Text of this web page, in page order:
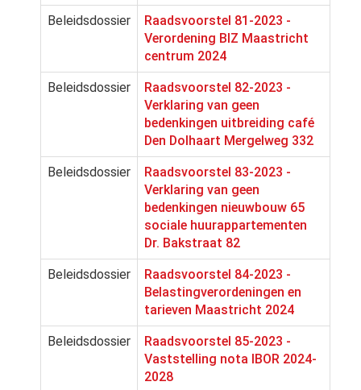
Beleidsdossier
Raadsvoorstel 81-2023 -
Verordening BIZ Maastricht
centrum 2024
Beleidsdossier
Raadsvoorstel 82-2023 -
Verklaring van geen
bedenkingen uitbreiding café
Den Dolhaart Mergelweg 332
Beleidsdossier
Raadsvoorstel 83-2023 -
Verklaring van geen
bedenkingen nieuwbouw 65
sociale huurappartementen
Dr. Bakstraat 82
Beleidsdossier
Raadsvoorstel 84-2023 -
Belastingverordeningen en
tarieven Maastricht 2024
Beleidsdossier
Raadsvoorstel 85-2023 -
Vaststelling nota IBOR 2024-
2028